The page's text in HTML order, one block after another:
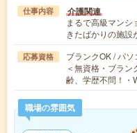
仕事内容 介護関連
まるで高級マン
きたばかりの施
応募資格
ブランクOK / パ
＜無資格・ブラ
齢、学歴不問！
職場の雰囲気